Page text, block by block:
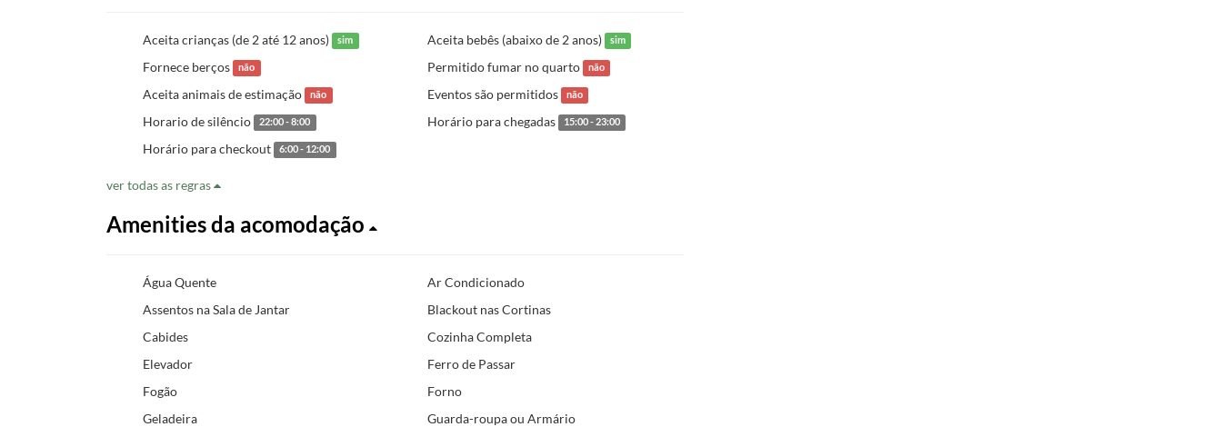
Aceita crianças (de 2 até 12 anos) sim Aceita bebês (abaixo de 2 anos) sim
Fornece berços não Permitido fumar no quarto não
Aceita animais de estimação não Eventos são permitidos não
Horario de silêncio 22:00 - 8:00 Horário para chegadas 15:00 - 23:00
Horário para checkout 6:00 - 12:00
ver todas as regras
Amenities da acomodação
Água Quente
Ar Condicionado
Assentos na Sala de Jantar
Blackout nas Cortinas
Cabides
Cozinha Completa
Elevador
Ferro de Passar
Fogão
Forno
Geladeira
Guarda-roupa ou Armário